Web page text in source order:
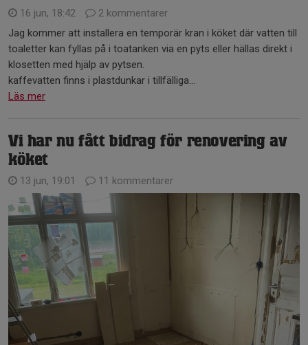
16 jun, 18:42
2 kommentarer
Jag kommer att installera en temporär kran i köket där vatten till
toaletter kan fyllas på i toatanken via en pyts eller hällas direkt i
klosetten med hjälp av pytsen.
kaffevatten finns i plastdunkar i tillfälliga...
Läs mer
Vi har nu fått bidrag för renovering av
köket
13 jun, 19:01 11 kommentarer